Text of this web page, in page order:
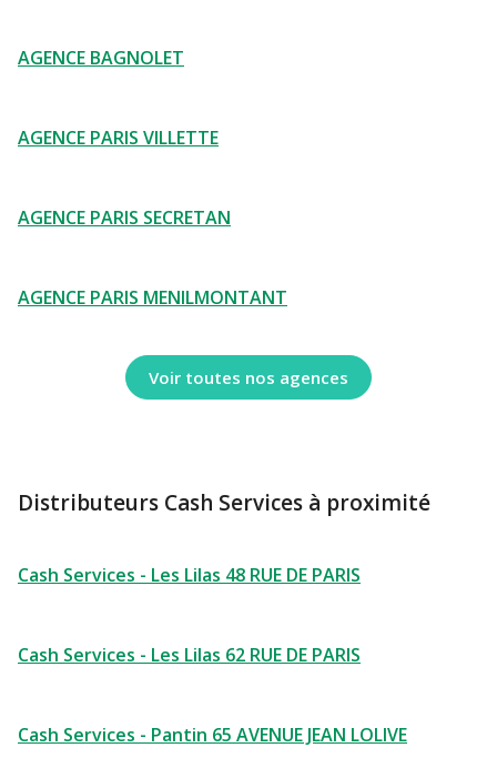
AGENCE BAGNOLET
AGENCE PARIS VILLETTE
AGENCE PARIS SECRETAN
AGENCE PARIS MENILMONTANT
Voir toutes nos agences
Distributeurs Cash Services à proximité
Cash Services - Les Lilas 48 RUE DE PARIS
Cash Services - Les Lilas 62 RUE DE PARIS
Cash Services - Pantin 65 AVENUE JEAN LOLIVE